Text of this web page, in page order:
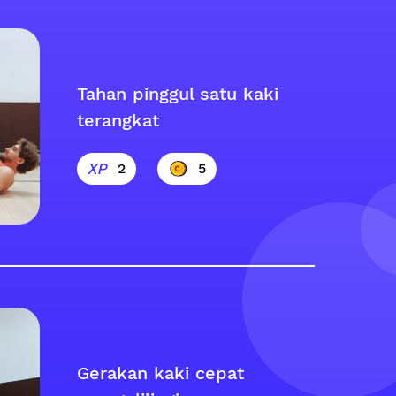
Tahan pinggul satu kaki
terangkat
2 5
Gerakan kaki cepat